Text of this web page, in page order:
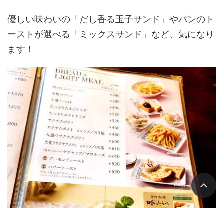
優しい味わいの「だし香る玉子サンド」やパンのト
ーストが選べる「ミックスサンド」など、気になり
ます！